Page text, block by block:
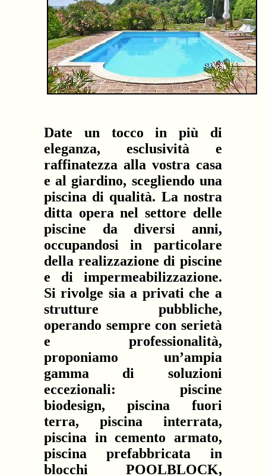
Date un tocco in più di
eleganza, esclusività e
raffinatezza alla vostra casa
e al giardino, scegliendo una
piscina di qualità. La nostra
ditta opera nel settore delle
piscine da diversi anni,
occupandosi in particolare
della realizzazione di piscine
e di impermeabilizzazione.
Si rivolge sia a privati che a
strutture pubbliche,
operando sempre con serietà
e professionalità,
proponiamo un’ampia
gamma di soluzioni
eccezionali: piscine
biodesign, piscina fuori
terra, piscina interrata,
piscina in cemento armato,
piscina prefabbricata in
blocchi POOLBLOCK,